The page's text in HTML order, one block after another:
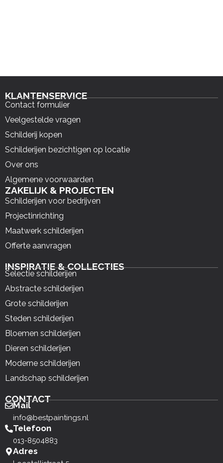
KLANTENSERVICE
Contact formulier
Veelgestelde vragen
Schilderij kopen
Schilderijen bezichtigen op locatie
Over ons
Algemene voorwaarden
ZAKELIJK & PROJECTEN
Schilderijen voor bedrijven
Projectinrichting
Maatwerk schilderijen
Offerte aanvragen
INSPIRATIE & COLLECTIES
Selectie schilderijen
Abstracte schilderijen
Grote schilderijen
Steden schilderijen
Bloemen schilderijen
Dieren schilderijen
Moderne schilderijen
Landschap schilderijen
CONTACT
Mail
info@bestpaintings.nl
Telefoon
013-8504883
Adres